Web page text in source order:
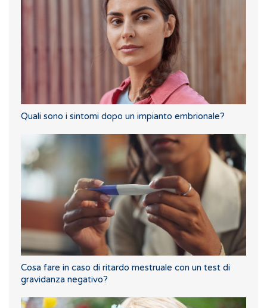
Quali sono i sintomi dopo un impianto embrionale?
Cosa fare in caso di ritardo mestruale con un test di
gravidanza negativo?